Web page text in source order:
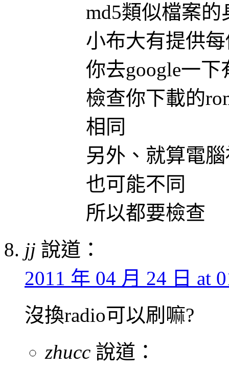
md5類似檔案的
小布大有提供
你去google一
檢查你下載的
相同
另外、就算電
也可能不同
所以都要檢查
jj 說道：
2011 年 04 月 24 日 at
沒換radio可以刷嘛?
zhucc 說道：